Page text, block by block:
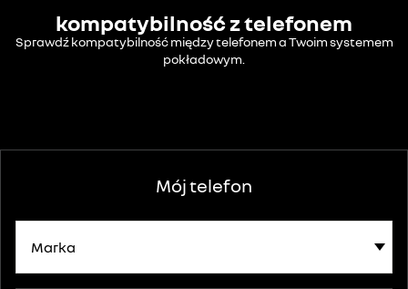
kompatybilność z telefonem
Sprawdź kompatybilność między telefonem a Twoim systemem
pokładowym.
Mój telefon